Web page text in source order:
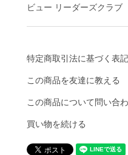
ビュー リーダーズクラブ
特定商取引法に基づく表記
この商品を友達に教える
この商品について問い合
買い物を続ける